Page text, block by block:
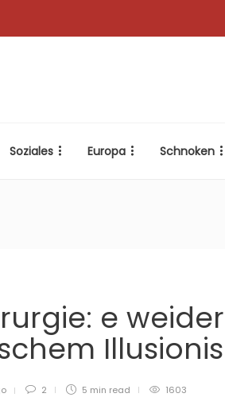
Soziales Europa Schnoken
e
2 5 min read 1603